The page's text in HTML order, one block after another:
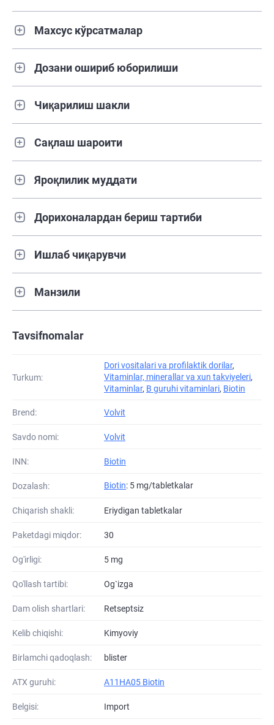
Махсус кўрсатмалар
Дозани ошириб юборилиши
Чиқарилиш шакли
Сақлаш шароити
Яроқлилик муддати
Дорихоналардан бериш тартиби
Ишлаб чиқарувчи
Манзили
Tavsifnomalar
Turkum:
Dori vositalari va profilaktik dorilar,
Vitaminlar, minerallar va xun takviyeleri,
Vitaminlar, B guruhi vitaminlari, Biotin
Brend: Volvit
Savdo nomi: Volvit
INN: Biotin
Dozalash: Biotin: 5 mg/tabletkalar
Chiqarish shakli: Eriydigan tabletkalar
Paketdagi miqdor: 30
Og'irligi: 5 mg
Qo'llash tartibi: Og`izga
Dam olish shartlari: Retseptsiz
Kelib chiqishi: Kimyoviy
Birlamchi qadoqlash: blister
ATХ guruhi: A11HA05 Biotin
Belgisi: Import